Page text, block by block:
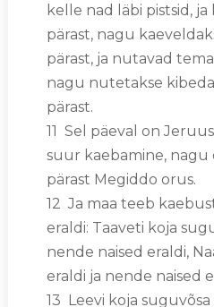
kelle nad läbi pistsid,
pärast, nagu
pärast, ja nutavad
nagu nutetakse
pärast.
11 Sel päeval on
suur kaebamine, nagu
pärast Megiddo orus.
12 Ja maa teeb
eraldi: Taaveti koja
nende naised eraldi,
eraldi ja nende naised
13 Leevi koja